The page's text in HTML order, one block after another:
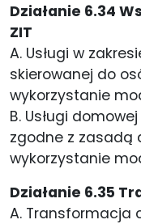
Działanie 6.34
ZIT
A. Usługi w
skierowanej do
wykorzystanie
B. Usługi
zgodne z zasadą
wykorzystanie
Działanie 6.35
A. Transformacja